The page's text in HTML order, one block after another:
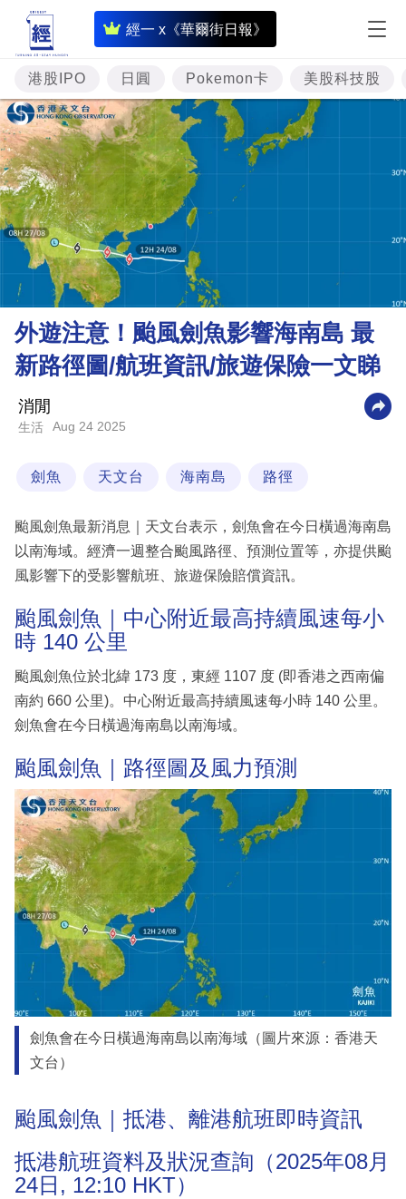
經一 x《華爾街日報》
即
時
財
經
專
題
投
資
樓
市
理
財
商
科
生
活
時
事
專
欄
訂
閱
專
區
港股IPO 日圓 Pokemon卡 美股科技股
外遊注意！颱風劍魚影響海南島 最
新路徑圖/航班資訊/旅遊保險一文睇
消閒
生活 Aug 24 2025
劍魚 天文台 海南島 路徑
颱風劍魚最新消息｜天文台表示，劍魚會在今日橫過海南島
以南海域。經濟一週整合颱風路徑、預測位置等，亦提供颱
風影響下的受影響航班、旅遊保險賠償資訊。
颱風劍魚｜中心附近最高持續風速每小
時 140 公里
颱風劍魚位於北緯 173 度，東經 1107 度 (即香港之西南偏
南約 660 公里)。中心附近最高持續風速每小時 140 公里。
劍魚會在今日橫過海南島以南海域。
颱風劍魚｜路徑圖及風力預測
劍魚會在今日橫過海南島以南海域（圖片來源：香港天
文台）
颱風劍魚｜抵港、離港航班即時資訊
抵港航班資料及狀況查詢（2025年08月
24日, 12:10 HKT）